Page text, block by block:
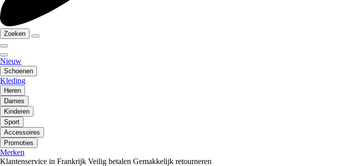
Zoeken
Nieuw
Schoenen
Kleding
Heren
Dames
Kinderen
Sport
Accessoires
Promoties
Merken
Klantenservice in Frankrijk Veilig betalen Gemakkelijk retourneren